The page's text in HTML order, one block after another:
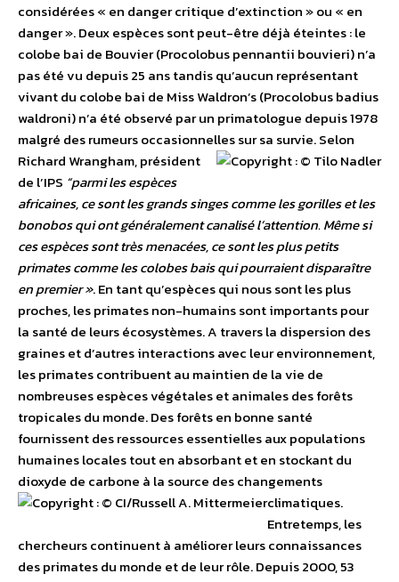
considérées « en danger critique d’extinction » ou « en
danger ». Deux espèces sont peut-être déjà éteintes : le
colobe bai de Bouvier (Procolobus pennantii bouvieri) n’a
pas été vu depuis 25 ans tandis qu’aucun représentant
vivant du colobe bai de Miss Waldron’s (Procolobus badius
waldroni) n’a été observé par un primatologue depuis 1978
malgré des rumeurs occasionnelles sur sa survie.Selon
Richard Wrangham, président
de l’IPS “parmi les espèces
africaines, ce sont les grands singes comme les gorilles et les
bonobos qui ont généralement canalisé l’attention. Même si
ces espèces sont très menacées, ce sont les plus petits
primates comme les colobes bais qui pourraient disparaître
en premier ». En tant qu’espèces qui nous sont les plus
proches, les primates non-humains sont importants pour
la santé de leurs écosystèmes. A travers la dispersion des
graines et d’autres interactions avec leur environnement,
les primates contribuent au maintien de la vie de
nombreuses espèces végétales et animales des forêts
tropicales du monde. Des forêts en bonne santé
fournissent des ressources essentielles aux populations
humaines locales tout en absorbant et en stockant du
dioxyde de carbone à la source des changements
climatiques.
Entretemps, les
chercheurs continuent à améliorer leurs connaissances
des primates du monde et de leur rôle. Depuis 2000, 53